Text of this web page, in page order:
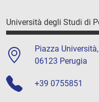
Università degli Studi di
Piazza Università,
06123 Perugia
+39 0755851